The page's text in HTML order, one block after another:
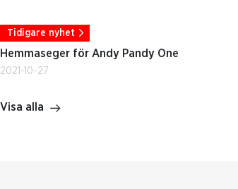
Tidigare nyhet
Hemmaseger för Andy Pandy One
2021-10-27
Visa alla